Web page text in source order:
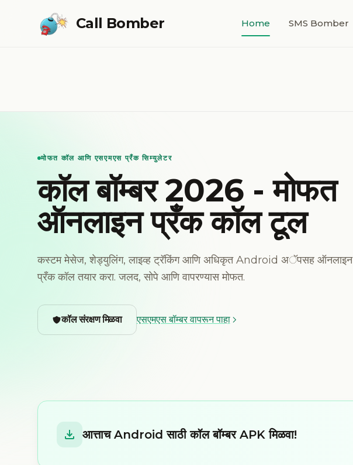
Call Bomber Home SMS Bomber
मोफत कॉल आणि एसएमएस प्रँक सिम्युलेटर
कॉल बॉम्बर 2026 - मोफत
ऑनलाइन प्रँक कॉल टूल
कस्टम मेसेज, शेड्युलिंग, लाइव्ह ट्रॅकिंग आणि अधिकृत Android अॅपसह ऑनलाइन
प्रँक कॉल तयार करा. जलद, सोपे आणि वापरण्यास मोफत.
कॉल संरक्षण मिळवा एसएमएस बॉम्बर वापरून पाहा
आत्ताच Android साठी कॉल बॉम्बर APK मिळवा!